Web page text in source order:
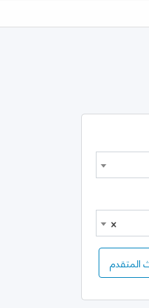
×
المتقدم